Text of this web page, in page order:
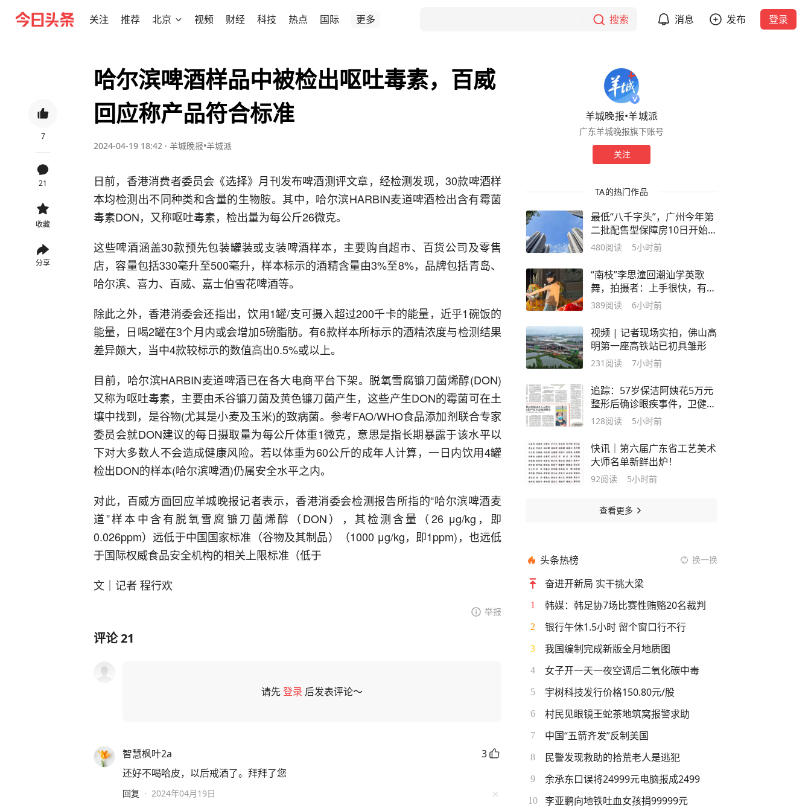
关注 推荐 北京 视频 财经 科技 热点 国际 更多 搜索 消息 发布 登录
7
21
收藏
分享
哈尔滨啤酒样品中被检出呕吐毒素，百威
回应称产品符合标准
2024-04-19 18:42 · 羊城晚报•羊城派
日前，香港消费者委员会《选择》月刊发布啤酒测评文章，经检测发现，30款啤酒样
本均检测出不同种类和含量的生物胺。其中，哈尔滨HARBIN麦道啤酒检出含有霉菌
毒素DON，又称呕吐毒素，检出量为每公斤26微克。
这些啤酒涵盖30款预先包装罐装或支装啤酒样本，主要购自超市、百货公司及零售
店，容量包括330毫升至500毫升，样本标示的酒精含量由3%至8%，品牌包括青岛、
哈尔滨、喜力、百威、嘉士伯雪花啤酒等。
除此之外，香港消委会还指出，饮用1罐/支可摄入超过200千卡的能量，近乎1碗饭的
能量，日喝2罐在3个月内或会增加5磅脂肪。有6款样本所标示的酒精浓度与检测结果
差异颇大，当中4款较标示的数值高出0.5%或以上。
目前，哈尔滨HARBIN麦道啤酒已在各大电商平台下架。脱氧雪腐镰刀菌烯醇(DON)
又称为呕吐毒素，主要由禾谷镰刀菌及黄色镰刀菌产生，这些产生DON的霉菌可在土
壤中找到，是谷物(尤其是小麦及玉米)的致病菌。参考FAO/WHO食品添加剂联合专家
委员会就DON建议的每日摄取量为每公斤体重1微克，意思是指长期暴露于该水平以
下对大多数人不会造成健康风险。若以体重为60公斤的成年人计算，一日内饮用4罐
检出DON的样本(哈尔滨啤酒)仍属安全水平之内。
对此，百威方面回应羊城晚报记者表示，香港消委会检测报告所指的“哈尔滨啤酒麦
道”样本中含有脱氧雪腐镰刀菌烯醇（DON），其检测含量（26 μg/kg，即
0.026ppm）远低于中国国家标准（谷物及其制品）（1000 μg/kg，即1ppm)，也远低
于国际权威食品安全机构的相关上限标准（低于
文｜记者 程行欢
举报
评论21
请先登录 后发表评论～
智慧枫叶2a
3
还好不喝哈皮，以后戒酒了。拜拜了您
回复 · 2024年04月19日
羊城晚报•羊城派
广东羊城晚报旗下账号
关注
TA的热门作品
最低“八千字头”，广州今年第
二批配售型保障房10日开始申
请
480阅读 5小时前
“南枝”李思潼回潮汕学英歌
舞，拍摄者：上手很快，有潮
汕人的英歌天赋
389阅读 6小时前
视频 | 记者现场实拍，佛山高
明第一座高铁站已初具雏形
231 阅读 7小时前
追踪：57岁保洁阿姨花5万元
整形后确诊眼疾事件，卫健部
门已介入调查｜记者帮
128阅读 5小时前
快讯｜第六届广东省工艺美术
大师名单新鲜出炉！
92阅读 5小时前
查看更多
头条热榜 换一换
奋进开新局 实干挑大梁
1 韩媒：韩足协7场比赛性贿赂20名裁判
2 银行午休1.5小时 留个窗口行不行
3 我国编制完成新版全月地质图
4 女子开一天一夜空调后二氧化碳中毒
5 宇树科技发行价格150.80元/股
6 村民见眼镜王蛇茶地筑窝报警求助
7 中国“五箭齐发”反制美国
8 民警发现救助的拾荒老人是逃犯
9 余承东口误将24999元电脑报成2499
10 李亚鹏向地铁吐血女孩捐99999元